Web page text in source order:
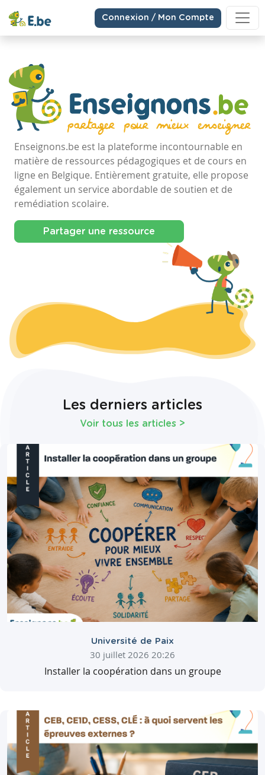
Connexion / Mon Compte
Enseignons.be est la plateforme incontournable en
matière de ressources pédagogiques et de cours en
ligne en Belgique. Entièrement gratuite, elle propose
également un service abordable de soutien et de
remédiation scolaire.
Partager une ressource
Les derniers articles
Voir tous les articles >
Université de Paix
30 juillet 2026 20:26
Installer la coopération dans un groupe